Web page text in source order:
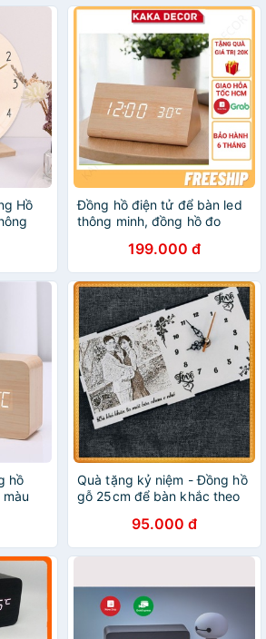
Hồ
Đồng hồ điện tử để bàn led
thông minh, đồng hồ đo
gỗ đèn led để bàn + Tặng
Pin
199.000 đ
hồ
Quà tặng kỷ niệm - Đồng hồ
gỗ 25cm để bàn khắc theo
95.000 đ